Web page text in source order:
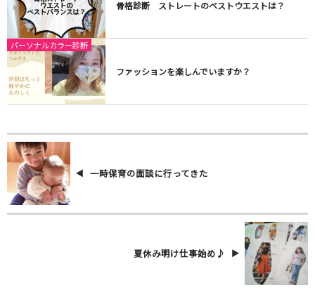
骨格診断 ストレートのベストウエストは？
パーソナルカラー診断
ファッションを楽しんでいますか？
一時保育の面談に行ってきた
夏休み明け仕事始め♪